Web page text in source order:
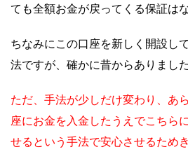
ても全額お金が戻ってくる保証は
ちなみにこの口座を新しく開設し
法ですが、確かに昔からありました
ただ、手法が少しだけ変わり、あ
座にお金を入金したうえでこちら
せるという手法で安心させるため